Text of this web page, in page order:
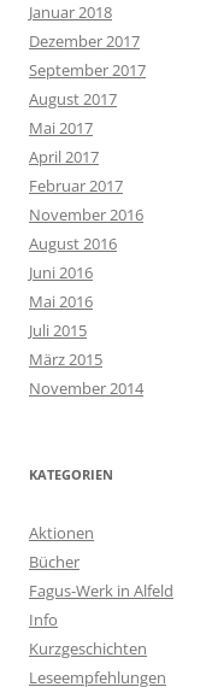
Januar 2018
Dezember 2017
September 2017
August 2017
Mai 2017
April 2017
Februar 2017
November 2016
August 2016
Juni 2016
Mai 2016
Juli 2015
März 2015
November 2014
KATEGORIEN
Aktionen
Bücher
Fagus-Werk in Alfeld
Info
Kurzgeschichten
Leseempfehlungen